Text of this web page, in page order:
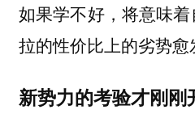
如果学不好，将意味
拉的性价比上的劣势愈
新势力的考验才刚刚